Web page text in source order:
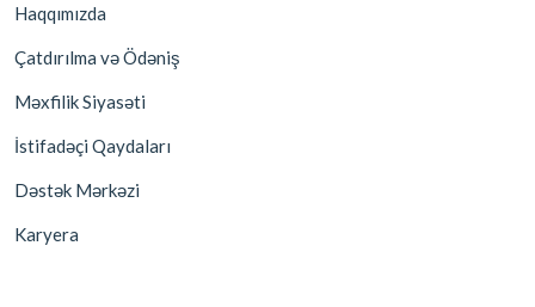
Haqqımızda
Çatdırılma və Ödəniş
Məxfilik Siyasəti
İstifadəçi Qaydaları
Dəstək Mərkəzi
Karyera